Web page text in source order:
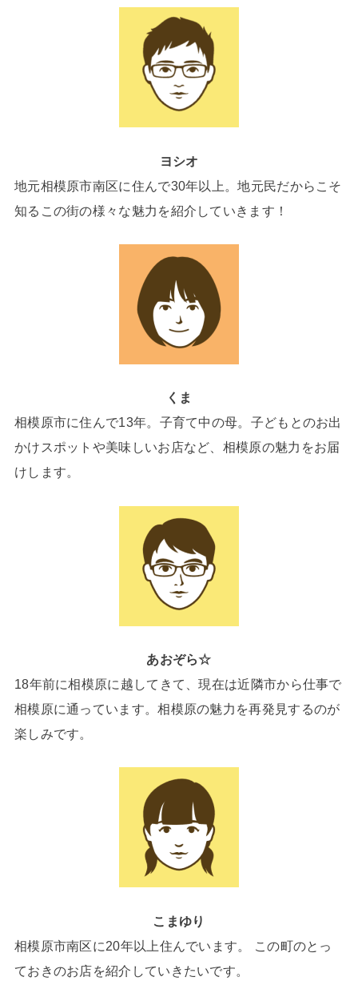
ヨシオ
地元相模原市南区に住んで30年以上。地元民だからこそ
知るこの街の様々な魅力を紹介していきます！
くま
相模原市に住んで13年。子育て中の母。子どもとのお出
かけスポットや美味しいお店など、相模原の魅力をお届
けします。
あおぞら☆
18年前に相模原に越してきて、現在は近隣市から仕事で
相模原に通っています。相模原の魅力を再発見するのが
楽しみです。
こまゆり
相模原市南区に20年以上住んでいます。 この町のとっ
ておきのお店を紹介していきたいです。